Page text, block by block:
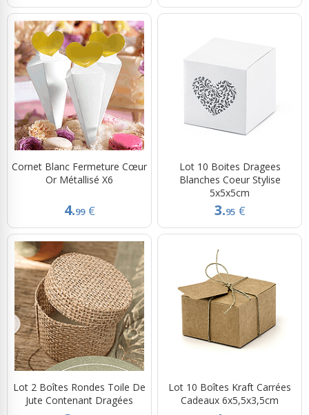
Cornet Blanc Fermeture Cœur
Or Métallisé X6
4.99 €
Lot 10 Boites Dragees
Blanches Coeur Stylise
5x5x5cm
3.95 €
Lot 2 Boîtes Rondes Toile De
Jute Contenant Dragées
Lot 10 Boîtes Kraft Carrées
Cadeaux 6x5,5x3,5cm